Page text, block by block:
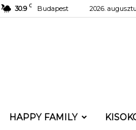
30.9 C Budapest 2026.
HAPPY FAMILY